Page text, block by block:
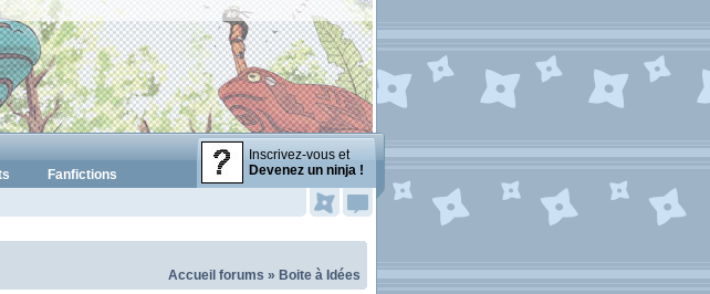
Inscrivez-vous et
Devenez un ninja !
Fanfictions
Accueil forums » Boite à Idées